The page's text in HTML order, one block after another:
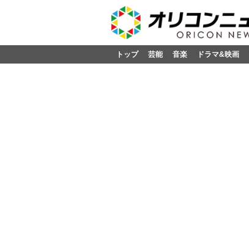
トップ 芸能 音楽 ドラマ&映画